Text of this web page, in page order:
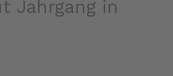
Jahrgang in